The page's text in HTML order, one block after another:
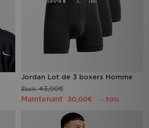
Jordan Lot de 3 boxers Homme
Était43,00€
Maintenant 30,00€ - 30%